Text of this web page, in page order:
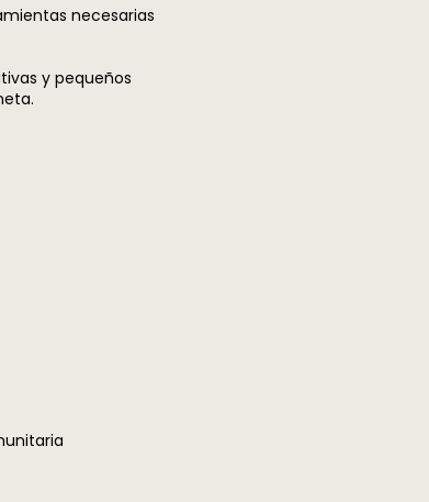
necesarias
y pequeños